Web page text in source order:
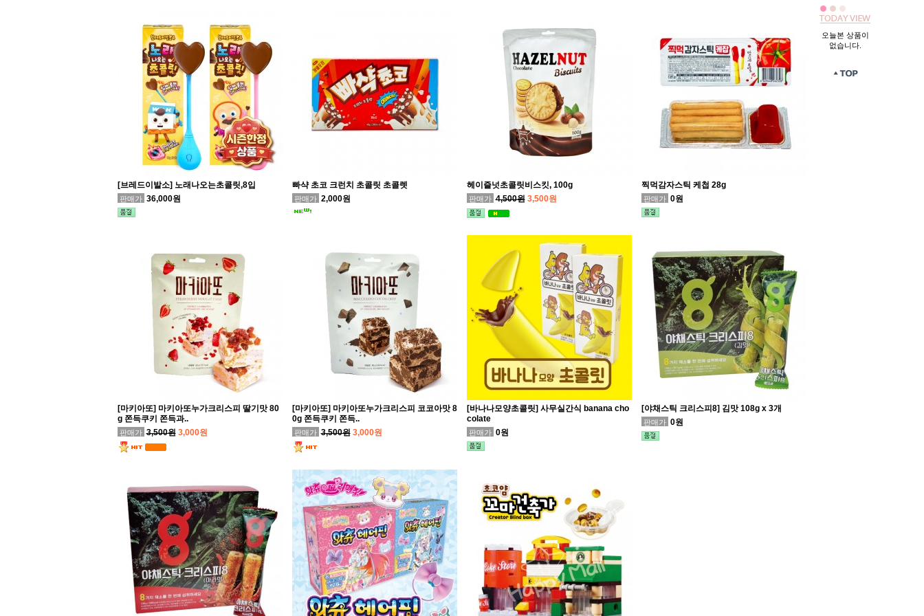
오늘본 상품이
없습니다.
[브레드이발소] 노래나오는초콜릿,8입
판매가 36,000원
빠샥 초코 크런치 초콜릿 초콜렛
판매가 2,000원
헤이즐넛초콜릿비스킷, 100g
판매가 4,500원 3,500원
찍먹감자스틱 케첩 28g
판매가 0원
[마키아또] 마키아또누가크리스피 딸기맛 80
g 쫀득쿠키 쫀득과..
판매가 3,500원 3,000원
[마키아또] 마키아또누가크리스피 코코아맛 8
0g 쫀득쿠키 쫀득..
판매가 3,500원 3,000원
[바나나모양초콜릿] 사무실간식 banana cho
colate
판매가 0원
[야채스틱 크리스피8] 김맛 108g x 3개
판매가 0원